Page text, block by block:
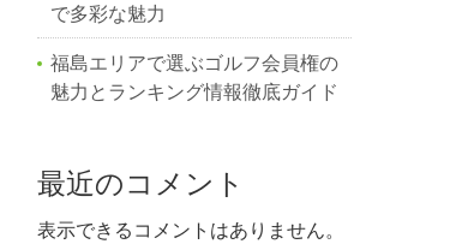
で多彩な魅力
福島エリアで選ぶゴルフ会員権の
魅力とランキング情報徹底ガイド
最近のコメント
表示できるコメントはありません。